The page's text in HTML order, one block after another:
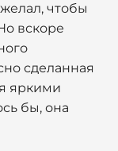
чтобы
вскоре
сделанная
яркими
бы, она